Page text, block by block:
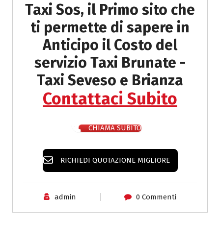
Taxi Sos, il Primo sito che
ti permette di sapere in
Anticipo ilCosto del
servizio Taxi Brunate -
Taxi Seveso e Brianza
Contattaci Subito
CHIAMA SUBITO
RICHIEDI QUOTAZIONE MIGLIORE
admin 0 Commenti